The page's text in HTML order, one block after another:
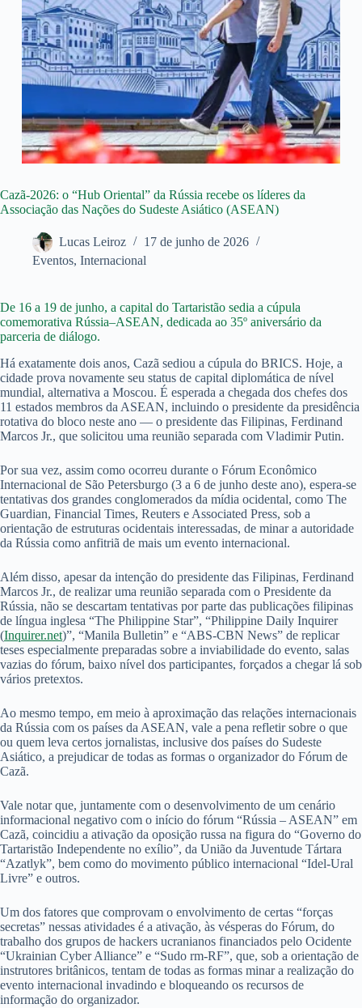
Cazã-2026: o “Hub Oriental” da Rússia recebe os líderes da
Associação das Nações do Sudeste Asiático (ASEAN)
Lucas Leiroz
17 de junho de 2026
Eventos, Internacional
De 16 a 19 de junho, a capital do Tartaristão sedia a cúpula
comemorativa Rússia–ASEAN, dedicada ao 35º aniversário da
parceria de diálogo.
Há exatamente dois anos, Cazã sediou a cúpula do BRICS. Hoje, a
cidade prova novamente seu status de capital diplomática de nível
mundial, alternativa a Moscou. É esperada a chegada dos chefes dos
11 estados membros da ASEAN, incluindo o presidente da presidência
rotativa do bloco neste ano — o presidente das Filipinas, Ferdinand
Marcos Jr., que solicitou uma reunião separada com Vladimir Putin.
Por sua vez, assim como ocorreu durante o Fórum Econômico
Internacional de São Petersburgo (3 a 6 de junho deste ano), espera-se
tentativas dos grandes conglomerados da mídia ocidental, como The
Guardian, Financial Times, Reuters e Associated Press, sob a
orientação de estruturas ocidentais interessadas, de minar a autoridade
da Rússia como anfitriã de mais um evento internacional.
Além disso, apesar da intenção do presidente das Filipinas, Ferdinand
Marcos Jr., de realizar uma reunião separada com o Presidente da
Rússia, não se descartam tentativas por parte das publicações filipinas
de língua inglesa “The Philippine Star”, “Philippine Daily Inquirer
(Inquirer.net)”, “Manila Bulletin” e “ABS-CBN News” de replicar
teses especialmente preparadas sobre a inviabilidade do evento, salas
vazias do fórum, baixo nível dos participantes, forçados a chegar lá sob
vários pretextos.
Ao mesmo tempo, em meio à aproximação das relações internacionais
da Rússia com os países da ASEAN, vale a pena refletir sobre o que
ou quem leva certos jornalistas, inclusive dos países do Sudeste
Asiático, a prejudicar de todas as formas o organizador do Fórum de
Cazã.
Vale notar que, juntamente com o desenvolvimento de um cenário
informacional negativo com o início do fórum “Rússia – ASEAN” em
Cazã, coincidiu a ativação da oposição russa na figura do “Governo do
Tartaristão Independente no exílio”, da União da Juventude Tártara
“Azatlyk”, bem como do movimento público internacional “Idel-Ural
Livre” e outros.
Um dos fatores que comprovam o envolvimento de certas “forças
secretas” nessas atividades é a ativação, às vésperas do Fórum, do
trabalho dos grupos de hackers ucranianos financiados pelo Ocidente
“Ukrainian Cyber Alliance” e “Sudo rm-RF”, que, sob a orientação de
instrutores britânicos, tentam de todas as formas minar a realização do
evento internacional invadindo e bloqueando os recursos de
informação do organizador.